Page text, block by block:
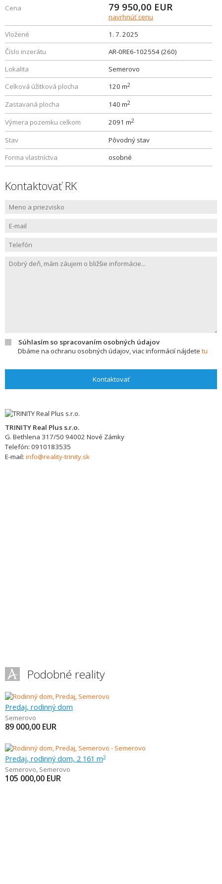
Cena 79 950,00 EUR
navrhnúť cenu
Vložené
1. 7. 2025
Číslo inzerátu
AR-0RE6-102554 (260)
Lokalita
Semerovo
Celková úžitková plocha
120 m2
Zastavaná plocha 140 m2
Výmera pozemku celkom 2091 m2
Stav
Pôvodný stav
Forma vlastníctva
osobné
Kontaktovať RK
Súhlasím so spracovaním osobných údajov
Dbáme na ochranu osobných údajov, viac informácií nájdete tu
Kontaktovať
TRINITY Real Plus s.r.o.
G. Bethlena 317/50 94002 Nové Zámky
Telefón: 0910183535
E-mail: info@reality-trinity.sk
Podobné reality
Predaj, rodinný dom
Semerovo
89 000,00 EUR
Predaj, rodinný dom, 2 161 m2
Semerovo, Semerovo
105 000,00 EUR